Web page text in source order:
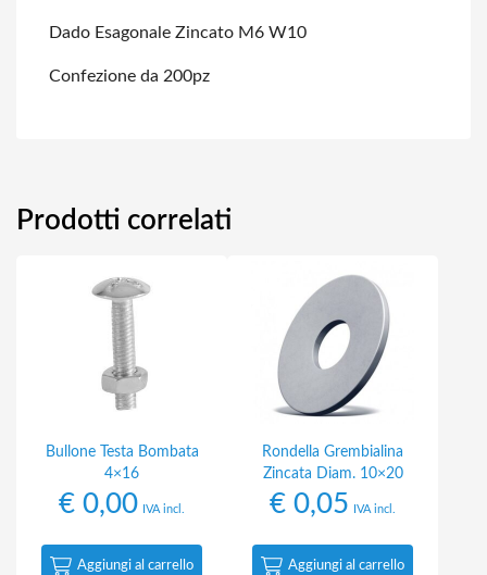
Dado Esagonale Zincato M6 W10
Confezione da 200pz
Prodotti correlati
Bullone Testa Bombata
4×16
€ 0,00 IVA incl.
Aggiungi al carrello
Rondella Grembialina
Zincata Diam. 10×20
€ 0,05 IVA incl.
Aggiungi al carrello